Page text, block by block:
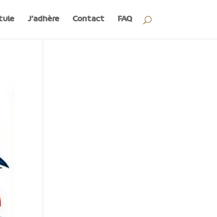
J’adhère Contact FAQ